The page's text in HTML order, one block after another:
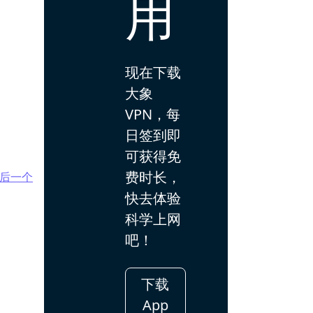
后一个
用
现在下载
大象
VPN，每
日签到即
可获得免
费时长，
快去体验
科学上网
吧！
下载
App